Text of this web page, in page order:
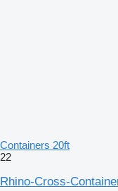
Containers 20ft
22
Rhino-Cross-